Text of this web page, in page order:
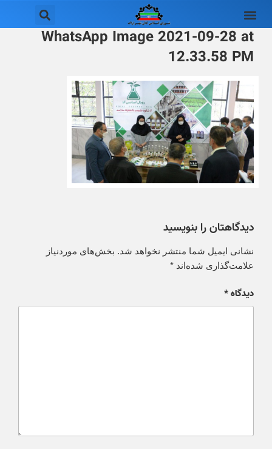
WhatsApp Image 2021-09-28 at
12.33.58 PM
دیدگاهتان را بنویسید
نشانی ایمیل شما منتشر نخواهد شد. بخش‌های موردنیاز
علامت‌گذاری شده‌اند *
دیدگاه*